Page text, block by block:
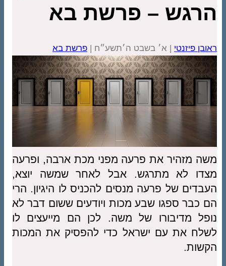
הרגש – פרשת בא
ראובן פיזנטי | א׳ בשבט ה׳תשע״ח | פרשת בא
משה מזהיר את פרעה מפני מכת ארבה, ופרעה
מצדו לא מתרגש. אבל לאחר שמשה יוצא,
העבדים של פרעה מנסים להכניס לו היגיון. הרי
הם כבר ספגו שבע מכות ויודעים ששום דבר לא
נופל מדיבורו של משה. לכן הם מייעצים לו
לשלח את עם ישראל כדי להפסיק את המכות
הקשות.